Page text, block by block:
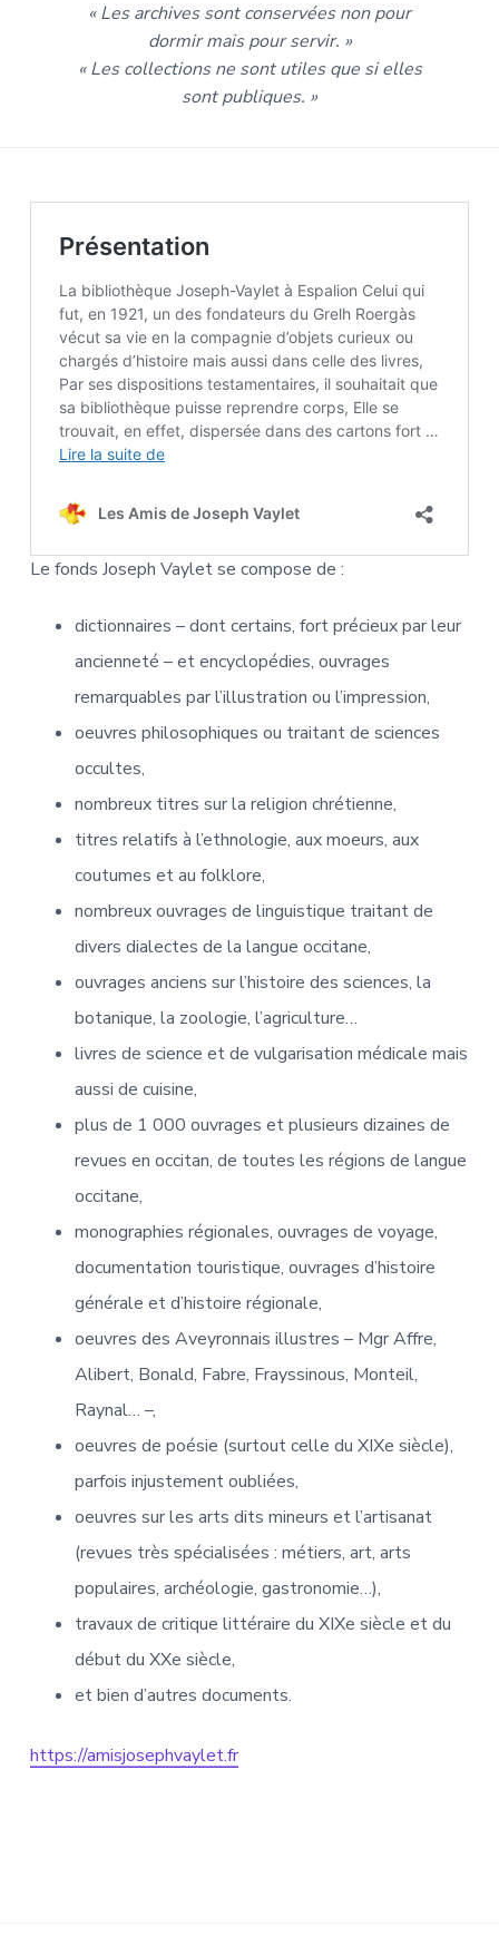
« Les archives sont conservées non pour
dormir mais pour servir. »
« Les collections ne sont utiles que si elles
sont publiques. »
Le fonds Joseph Vaylet se compose de :
dictionnaires – dont certains, fort précieux par leur
ancienneté – et encyclopédies, ouvrages
remarquables par l’illustration ou l’impression,
oeuvres philosophiques ou traitant de sciences
occultes,
nombreux titres sur la religion chrétienne,
titres relatifs à l’ethnologie, aux moeurs, aux
coutumes et au folklore,
nombreux ouvrages de linguistique traitant de
divers dialectes de la langue occitane,
ouvrages anciens sur l’histoire des sciences, la
botanique, la zoologie, l’agriculture…
livres de science et de vulgarisation médicale mais
aussi de cuisine,
plus de 1 000 ouvrages et plusieurs dizaines de
revues en occitan, de toutes les régions de langue
occitane,
monographies régionales, ouvrages de voyage,
documentation touristique, ouvrages d’histoire
générale et d’histoire régionale,
oeuvres des Aveyronnais illustres – Mgr Affre,
Alibert, Bonald, Fabre, Frayssinous, Monteil,
Raynal… –,
oeuvres de poésie (surtout celle du XIXe siècle),
parfois injustement oubliées,
oeuvres sur les arts dits mineurs et l’artisanat
(revues très spécialisées : métiers, art, arts
populaires, archéologie, gastronomie…),
travaux de critique littéraire du XIXe siècle et du
début du XXe siècle,
et bien d’autres documents.
https://amisjosephvaylet.fr